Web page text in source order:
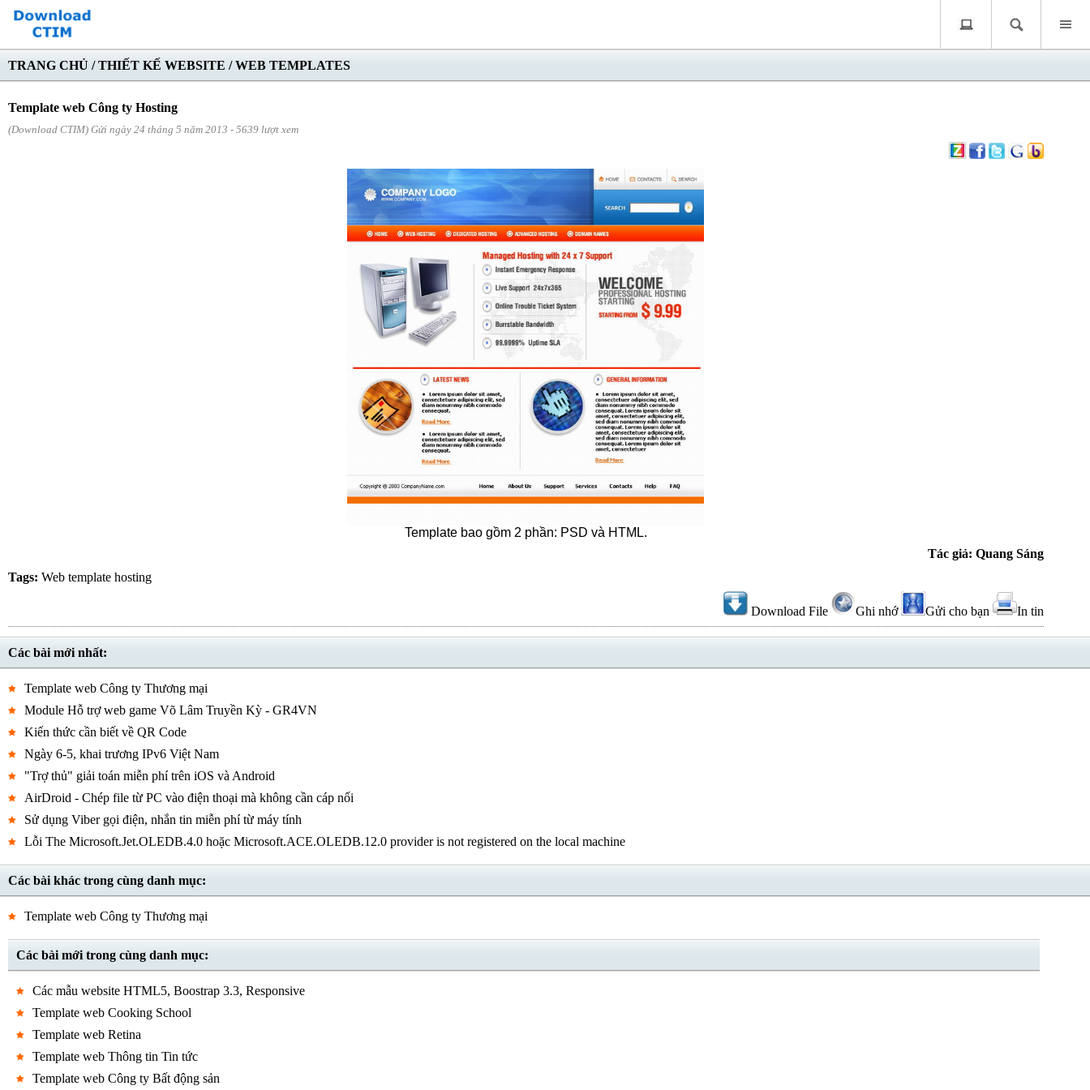
TRANG CHỦ /THIẾT KẾ WEBSITE /WEB TEMPLATES
Template web Công ty Hosting
(Download CTIM) Gửi ngày 24 tháng 5 năm 2013 - 5639 lượt xem
Template bao gồm 2 phần: PSD và HTML.
Tác giả: Quang Sáng
Tags: Web template hosting
Download File Ghi nhớ Gửi cho bạn In tin
Các bài mới nhất:
Template web Công ty Thương mại
Module Hỗ trợ web game Võ Lâm Truyền Kỳ - GR4VN
Kiến thức cần biết về QR Code
Ngày 6-5, khai trương IPv6 Việt Nam
"Trợ thủ" giải toán miễn phí trên iOS và Android
AirDroid - Chép file từ PC vào điện thoại mà không cần cáp nối
Sử dụng Viber gọi điện, nhắn tin miễn phí từ máy tính
Lỗi The Microsoft.Jet.OLEDB.4.0 hoặc Microsoft.ACE.OLEDB.12.0 provider is not registered on the local machine
Các bài khác trong cùng danh mục:
Template web Công ty Thương mại
Các bài mới trong cùng danh mục:
Các mẫu website HTML5, Boostrap 3.3, Responsive
Template web Cooking School
Template web Retina
Template web Thông tin Tin tức
Template web Công ty Bất động sản